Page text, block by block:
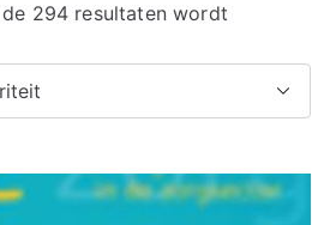
de 294 resultaten wordt